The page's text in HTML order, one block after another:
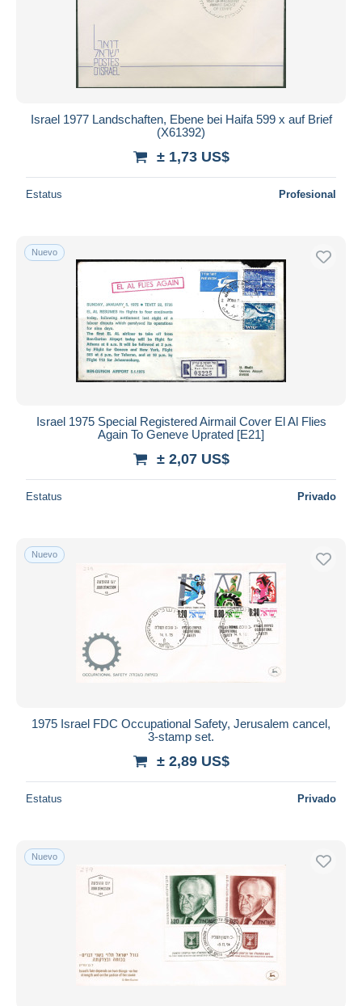
Vendidos
Duration
Sólo con descuento
Envío gratis
Métodos de pago
PayPal
Transferencia bancaria
Visa
Mastercard
iDeal
Maestro
Residencia del vendedor
Aplicar
Israel 1977 Landschaften, Ebene bei Haifa 599 x auf Brief
(X61392)
± 1,73 US$
Estatus Profesional
Nuevo
Israel 1975 Special Registered Airmail Cover El Al Flies
Again To Geneve Uprated [E21]
± 2,07 US$
Estatus Privado
Nuevo
1975 Israel FDC Occupational Safety, Jerusalem cancel,
3-stamp set.
± 2,89 US$
Estatus Privado
Nuevo